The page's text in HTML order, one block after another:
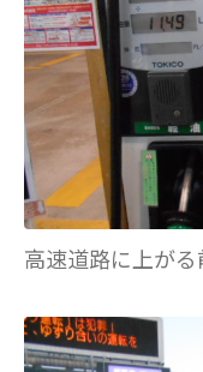
高速道路に上が